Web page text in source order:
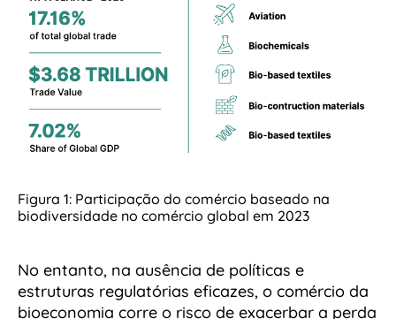
Figura 1: Participação do comércio baseado na
biodiversidade no comércio global em 2023
No entanto, na ausência de políticas e
estruturas regulatórias eficazes, o comércio da
bioeconomia corre o risco de exacerbar a perda